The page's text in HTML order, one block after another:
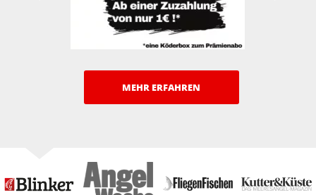
MEHR ERFAHREN